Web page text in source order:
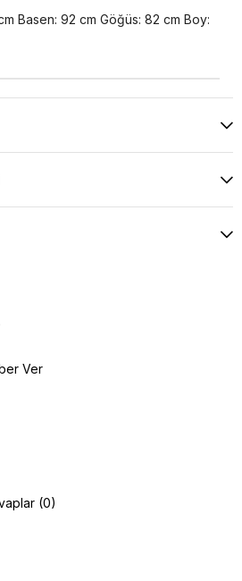
Basen: 92 cm Göğüs: 82 cm Boy:
Ver
(0)